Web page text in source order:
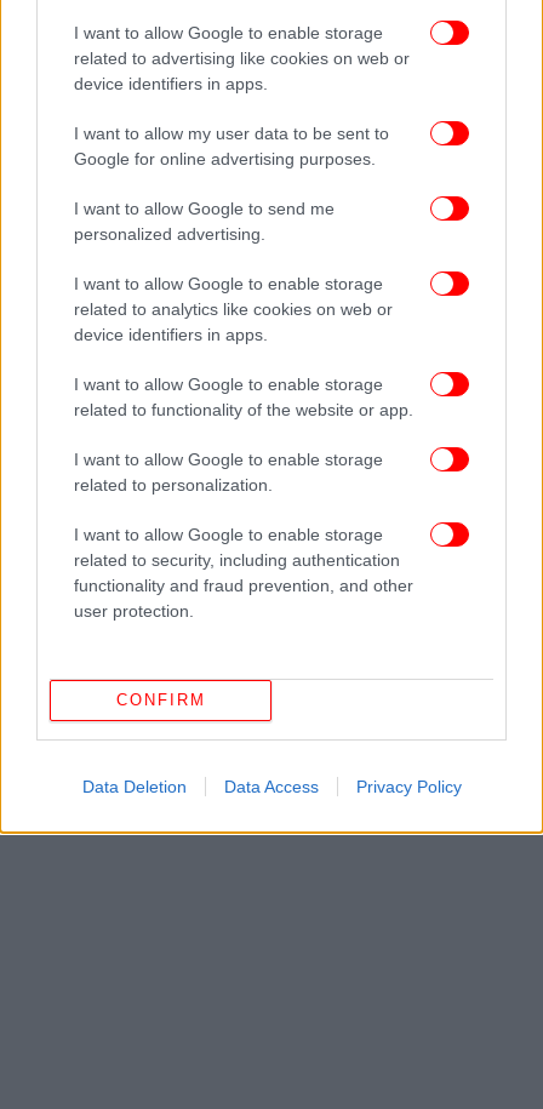
I want to allow Google to enable storage
related to advertising like cookies on web or
device identifiers in apps.
I want to allow my user data to be sent to
Google for online advertising purposes.
I want to allow Google to send me
personalized advertising.
I want to allow Google to enable storage
related to analytics like cookies on web or
device identifiers in apps.
I want to allow Google to enable storage
related to functionality of the website or app.
I want to allow Google to enable storage
related to personalization.
I want to allow Google to enable storage
related to security, including authentication
functionality and fraud prevention, and other
user protection.
CONFIRM
Data Deletion Data Access Privacy Policy
Προθερμαίνουμε τον φούρνο στους 180 °C στις
αντιστάσεις. Σε ένα βαθύ ταψί (ή γάστρα)
τοποθετούμε τα μπιφτέκια και γύρω γύρω τις
ελαιόλαδο, τημουστάρδα, τον χυμό λεμονιού και
πορτοκαλιού, το μέλι, τη ρίγανη, το θυμάρι και
μπόλικο αλατοπίπερο. Ανακατεύουμε πολύ καλά με
σύρμα και περιχύνουμε τις πατάτες και τα
μπιφτέκια. Σκεπάζουμε με λαδόκολλα και
αλουμινόχαρτο (ή με το καπάκι, αν
χρησιμοποιήσουμε γάστρα) και ψήνουμε για 45
λεπτά. Ξεσκεπάζουμε το φαγητό και συνεχίζουμε το
ψήσιμο για 15 λεπτά ακόμα μέχρι να ροδίσει καλά.